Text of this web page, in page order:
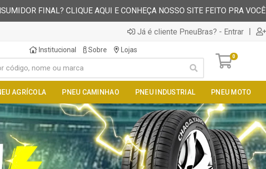
FINAL? CLIQUE AQUI E CONHEÇA NOSSO SITE FEITO PRA VOCÊ
Já é cliente PneuBras? - Entrar |
Institucional Sobre Lojas
0
AGRÍCOLA PNEU CAMINHAO PNEU INDUSTRIAL PNEU MOTO